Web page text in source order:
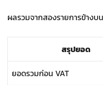
ผลรวมจากสองรายการข้าง
สรุปยอด
ยอดรวมก่อน VAT